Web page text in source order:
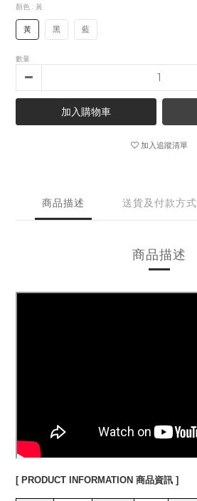
顏色 : 黃
黃 黑 藍
數量
加入購物車
加入追蹤清單
商品描述 送貨及付款方式
商品描述
[ PRODUCT INFORMATION 商品資訊 ]